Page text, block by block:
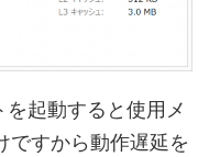
起動すると使用メ
ですから動作遅延を